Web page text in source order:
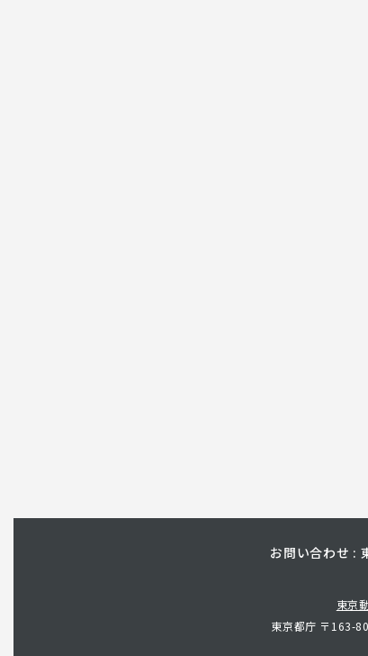
お問い合わせ :
東京
東京都庁 〒163-